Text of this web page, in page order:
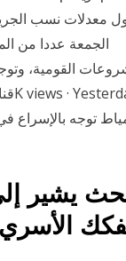
معدلات نسب
الجمعة عددا من
القومية،
يشير